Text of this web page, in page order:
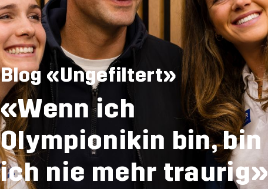
Blog «Ungefiltert»
«Wenn ich
Olympionikin bin, bin
ich nie mehr traurig»